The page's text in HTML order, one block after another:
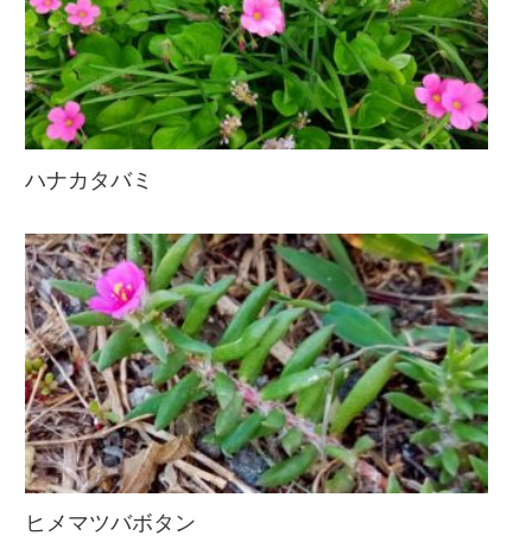
ハナカタバミ
ヒメマツバボタン